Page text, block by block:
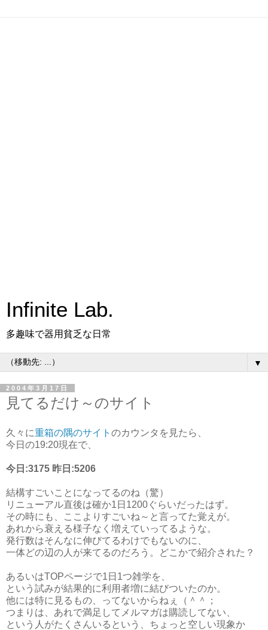
Infinite Lab.
多趣味で器用貧乏な日常
▼
2004年3月17日
見てるだけ～のサイト
久々に重箱の隅のサイト のカウンタを見たら、
今日の19:20現在で、
今日:3175 昨日:5206
結構すごいことになってるのね（驚）
リニューアル直後は確か1日1200ぐらいだったはず。
その時にも、ここよりすごいね～と言ってた覚えが。
あれから衰える様子なく増えていってるような。
発行数はそんなに伸びてるわけでもないのに、
一体どの辺の人が来てるのだろう。どこかで紹介された？
あるいはTOPページで1日1つ雑学を、
という試みが結果的に利用者増に結びついたのか。
他には特に見るもの、ってないからねぇ（＾＾；
つまりは、あれで満足してメルマガは購読してない、
という人がたくさんいるという、ちょっと空しい現象か